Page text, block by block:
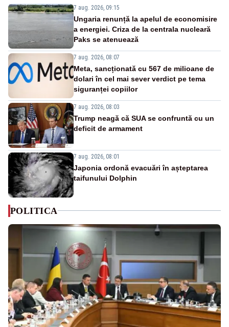
7 aug. 2026, 09:15
Ungaria renunță la apelul de economisire
a energiei. Criza de la centrala nucleară
Paks se atenuează
7 aug. 2026, 08:07
Meta, sancționată cu 567 de milioane de
dolari în cel mai sever verdict pe tema
siguranței copiilor
7 aug. 2026, 08:03
Trump neagă că SUA se confruntă cu un
deficit de armament
7 aug. 2026, 08:01
Japonia ordonă evacuări în așteptarea
taifunului Dolphin
POLITICA